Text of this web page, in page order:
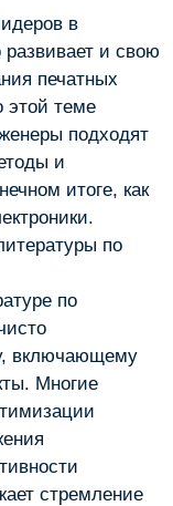
в
развивает и свою
печатных
этой теме
подходят
и
итоге, как
по
по
включающему
Многие
стремление